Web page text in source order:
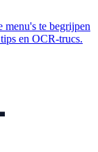
menu's te begrijpen
en OCR-trucs.